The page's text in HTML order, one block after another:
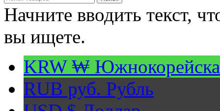
Начните вводить текст,
вы ищете.
KRW ₩
RUB руб. Рубль